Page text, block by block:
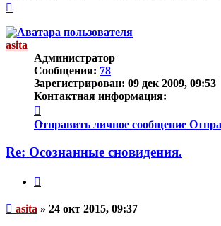
началу
asita
Администратор
Сообщения: 78
Зарегистрирован: 09 дек 2009, 09:53
Контактная информация:
информация
пользователя
Отправить личное сообщение
Re: Осознанные сновидения.
Непрочитанное
asita » 24 окт 2015, 09:37